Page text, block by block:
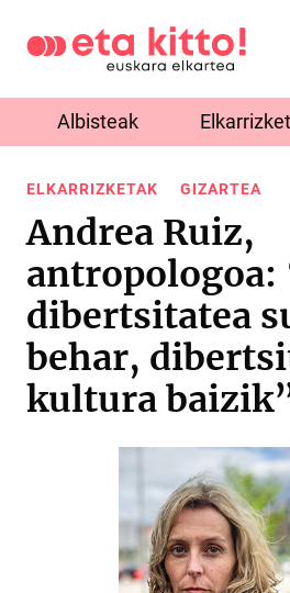
Albisteak
ELKARRIZKETAK GIZARTEA
Andrea Ruiz,
antropologoa:
dibertsitatea
behar,
kultura